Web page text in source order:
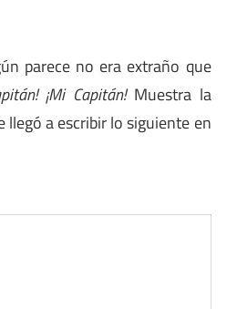
parece no era extraño que
¡Mi Capitán!Muestra la
a escribir lo siguiente en